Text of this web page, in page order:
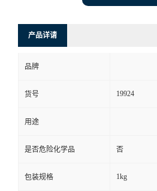
产品详请
品牌
货号 19924
用途
是否危险化学品 否
包装规格 1kg